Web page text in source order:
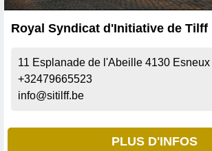
Royal Syndicat d'Initiative de Tilff
11 Esplanade de l'Abeille 4130 Esneux
+32479665523
info@sitilff.be
PLUS D'INFOS